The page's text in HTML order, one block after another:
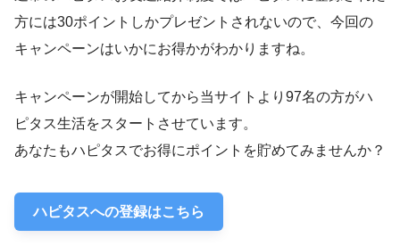
方には30ポイントしかプレゼントされないので、今回の
キャンペーンはいかにお得かがわかりますね。
キャンペーンが開始してから当サイトより97名の方がハ
ピタス生活をスタートさせています。
あなたもハピタスでお得にポイントを貯めてみませんか？
ハピタスへの登録はこちら